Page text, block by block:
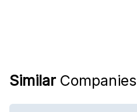
Similar Companies